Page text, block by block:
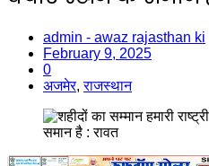
admin - awaz rajasthan ki
February 9, 2025
0
अजमेर,राजस्थान